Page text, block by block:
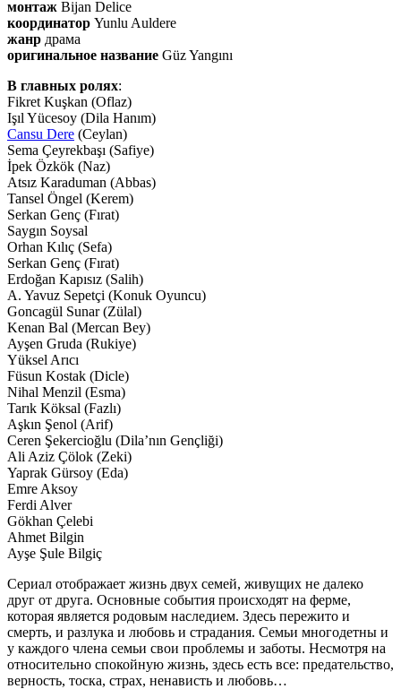
монтаж Bijan Delice
координатор Yunlu Auldere
жанр драма
оригинальное название Güz Yangını
В главных ролях:
Fikret Kuşkan (Oflaz)
Işıl Yücesoy (Dila Hanım)
Cansu Dere (Ceylan)
Sema Çeyrekbaşı (Safiye)
İpek Özkök (Naz)
Atsız Karaduman (Abbas)
Tansel Öngel (Kerem)
Serkan Genç (Fırat)
Saygın Soysal
Orhan Kılıç (Sefa)
Serkan Genç (Fırat)
Erdoğan Kapısız (Salih)
A. Yavuz Sepetçi (Konuk Oyuncu)
Goncagül Sunar (Zülal)
Kenan Bal (Mercan Bey)
Ayşen Gruda (Rukiye)
Yüksel Arıcı
Füsun Kostak (Dicle)
Nihal Menzil (Esma)
Tarık Köksal (Fazlı)
Aşkın Şenol (Arif)
Ceren Şekercioğlu (Dila’nın Gençliği)
Ali Aziz Çölok (Zeki)
Yaprak Gürsoy (Eda)
Emre Aksoy
Ferdi Alver
Gökhan Çelebi
Ahmet Bilgin
Ayşe Şule Bilgiç
Сериал отображает жизнь двух семей, живущих не далеко
друг от друга. Основные события происходят на ферме,
которая является родовым наследием. Здесь пережито и
смерть, и разлука и любовь и страдания. Семьи многодетны и
у каждого члена семьи свои проблемы и заботы. Несмотря на
относительно спокойную жизнь, здесь есть все: предательство,
верность, тоска, страх, ненависть и любовь…